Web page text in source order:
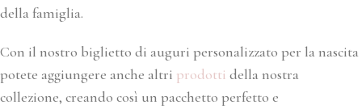
della famiglia.
Con il nostro biglietto di auguri personalizzato per la nascita
potete aggiungere anche altri prodotti della nostra
collezione, creando così un pacchetto perfetto e